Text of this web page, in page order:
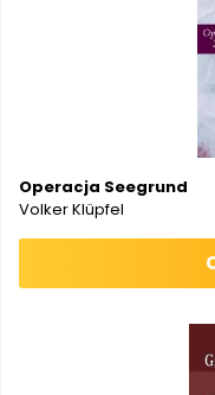
Operacja Seegrund
Volker Klüpfel